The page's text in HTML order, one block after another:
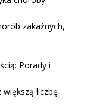
zakaźnych,
Porady i
liczbę